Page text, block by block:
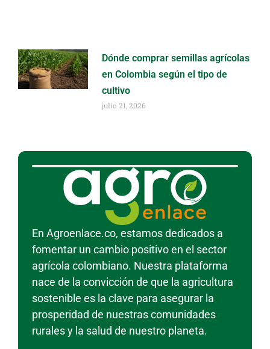
Dónde comprar semillas agrícolas
en Colombia según el tipo de
cultivo
julio 21, 2026
En Agroenlace.co, estamos dedicados a
fomentar un cambio positivo en el sector
agrícola colombiano. Nuestra plataforma
nace de la convicción de que la agricultura
sostenible es la clave para asegurar la
prosperidad de nuestras comunidades
rurales y la salud de nuestro planeta.